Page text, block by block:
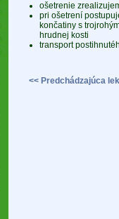
ošetrenie
pri ošetrení
končatiny s
hrudnej kosti
transport
<< Predchádzajúca